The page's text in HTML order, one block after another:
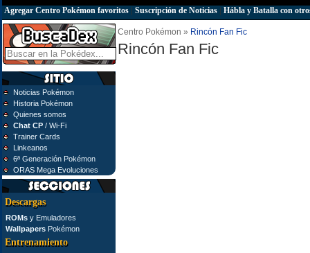
Agregar Centro Pokémon favoritos Suscripción de Noticias Hábla y Batalla con
Noticias Pokémon
Historia Pokémon
Quienes somos
Chat CP / Wi-Fi
Trainer Cards
Linkeanos
6ª Generación Pokémon
ORAS Mega Evoluciones
Descargas
ROMs y Emuladores
Wallpapers Pokémon
Entrenamiento
Centro Pokémon » Rincón Fan Fic
Rincón Fan Fic